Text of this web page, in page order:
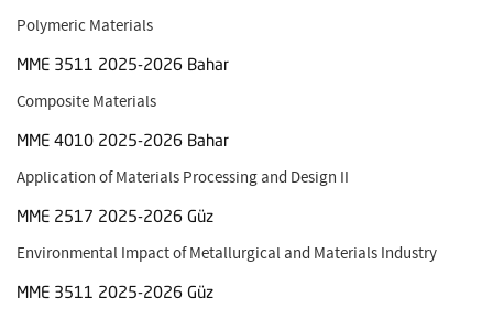
Polymeric Materials
MME 3511 2025-2026 Bahar
Composite Materials
MME 4010 2025-2026 Bahar
Application of Materials Processing and Design II
MME 2517 2025-2026 Güz
Environmental Impact of Metallurgical and Materials Industry
MME 3511 2025-2026 Güz